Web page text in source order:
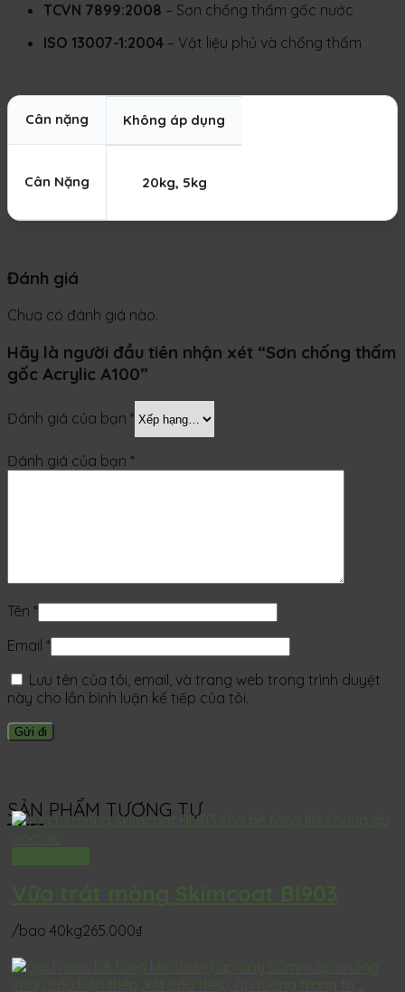
TCVN 7899:2008 – Sơn chống thấm gốc nước
ISO 13007-1:2004 – Vật liệu phủ và chống thấm
Cân nặng Không áp dụng
Cân Nặng 20kg, 5kg
Đánh giá
Chưa có đánh giá nào.
Hãy là người đầu tiên nhận xét “Sơn chống thấm
gốc Acrylic A100”
Đánh giá của bạn *
Đánh giá của bạn *
Tên *
Email *
Lưu tên của tôi, email, và trang web trong trình duyệt
này cho lần bình luận kế tiếp của tôi.
SẢN PHẨM TƯƠNG TỰ
Vữa trát mỏng Skimcoat BI903
/bao 40kg265.000₫